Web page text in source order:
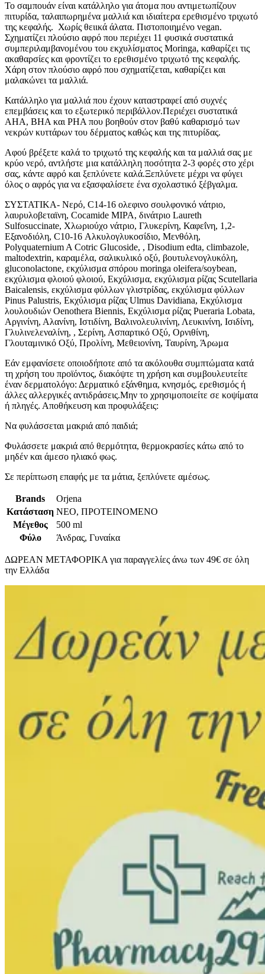
Το σαμπουάν είναι κατάλληλο για άτομα που αντιμετωπίζουν
πιτυρίδα, ταλαιπωρημένα μαλλιά και ιδιαίτερα ερεθισμένο τριχωτό
της κεφαλής. Χωρίς θειικά άλατα. Πιστοποιημένο vegan.
Σχηματίζει πλούσιο αφρό που περιέχει 11 φυσικά συστατικά
συμπεριλαμβανομένου του εκχυλίσματος Moringa, καθαρίζει τις
ακαθαρσίες και φροντίζει το ερεθισμένο τριχωτό της κεφαλής.
Χάρη στον πλούσιο αφρό που σχηματίζεται, καθαρίζει και
μαλακώνει τα μαλλιά.
Κατάλληλο για μαλλιά που έχουν καταστραφεί από συχνές
επεμβάσεις και το εξωτερικό περιβάλλον.Περιέχει συστατικά
AHA, BHA και PHA που βοηθούν στον βαθύ καθαρισμό των
νεκρών κυττάρων του δέρματος καθώς και της πιτυρίδας.
Αφού βρέξετε καλά το τριχωτό της κεφαλής και τα μαλλιά σας με
κρύο νερό, αντλήστε μια κατάλληλη ποσότητα 2-3 φορές στο χέρι
σας, κάντε αφρό και ξεπλύνετε καλά.Ξεπλύνετε μέχρι να φύγει
όλος ο αφρός για να εξασφαλίσετε ένα σχολαστικό ξέβγαλμα.
ΣΥΣΤΑΤΙΚΑ- Νερό, C14-16 ολεφινο σουλφονικό νάτριο,
λαυρυλοβεταϊνη, Cocamide MIPA, δινάτριο Laureth
Sulfosuccinate, Χλωριούχο νάτριο, Γλυκερίνη, Καφεΐνη, 1,2-
Εξανοδιόλη, C10-16 Αλκυλογλυκοσίδιο, Μενθόλη,
Polyquaternium A Cotric Glucoside, , Disodium edta, climbazole,
maltodextrin, καραμέλα, σαλικυλικό οξύ, βουτυλενογλυκόλη,
gluconolactone, εκχύλισμα σπόρου moringa oleifera/soybean,
εκχύλισμα φλοιού φλοιού, Εκχύλισμα, εκχύλισμα ρίζας Scutellaria
Baicalensis, εκχύλισμα φύλλων γλιστρίδας, εκχύλισμα φύλλων
Pinus Palustris, Εκχύλισμα ρίζας Ulmus Davidiana, Εκχύλισμα
λουλουδιών Oenothera Biennis, Εκχύλισμα ρίζας Pueraria Lobata,
Αργινίνη, Αλανίνη, Ιστιδίνη, Βαλινολευλινίνη, Λευκινίνη, Ισιδίνη,
Γλυλινελεναλίνη, , Σερίνη, Ασπαρτικό Οξύ, Ορνιθίνη,
Γλουταμινικό Οξύ, Προλίνη, Μεθειονίνη, Ταυρίνη, Άρωμα
Εάν εμφανίσετε οποιοδήποτε από τα ακόλουθα συμπτώματα κατά
τη χρήση του προϊόντος, διακόψτε τη χρήση και συμβουλευτείτε
έναν δερματολόγο: Δερματικό εξάνθημα, κνησμός, ερεθισμός ή
άλλες αλλεργικές αντιδράσεις.Μην το χρησιμοποιείτε σε κοψίματα
ή πληγές. Αποθήκευση και προφυλάξεις:
Να φυλάσσεται μακριά από παιδιά;
Φυλάσσετε μακριά από θερμότητα, θερμοκρασίες κάτω από το
μηδέν και άμεσο ηλιακό φως.
Σε περίπτωση επαφής με τα μάτια, ξεπλύνετε αμέσως.
Brands
Orjena
Κατάσταση ΝΕΟ, ΠΡΟΤΕΙΝΟΜΕΝΟ
Μέγεθος
500 ml
Φύλο
Άνδρας, Γυναίκα
ΔΩΡΕΑΝ ΜΕΤΑΦΟΡΙΚΑ για παραγγελίες άνω των 49€ σε όλη
την Ελλάδα